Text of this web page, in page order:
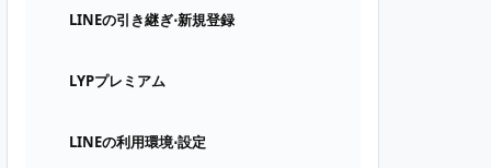
LINEの引き継ぎ⋅新規登録
LYPプレミアム
LINEの利用環境⋅設定